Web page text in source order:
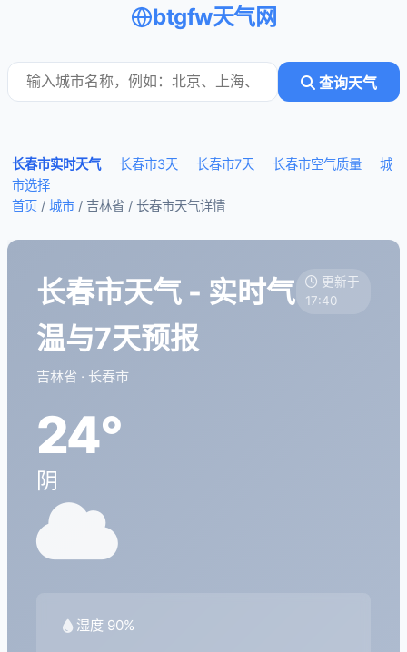
btgfw天气网
查询天气
长春市实时天气 长春市3天 长春市7天 长春市空气质量
城
市选择
首页 / 城市 / 吉林省 / 长春市天气详情
长春市天气 - 实时气
温与7天预报
吉林省 · 长春市
更新于
17:40
24°
阴
湿度 90%